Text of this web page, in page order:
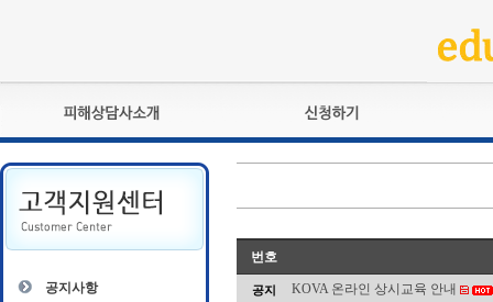
피해상담사란?
자격관리규정
상담사 자격증 확인
- 피해상담사 1급
교육훈련
자격심사
자격복원
공지사항
번호
공지 KOVA 온라인 상시교육 안내